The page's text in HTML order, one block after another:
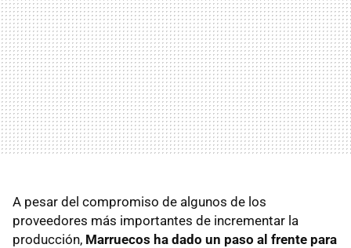
A pesar del compromiso de algunos de los
proveedores más importantes de incrementar la
producción, Marruecos ha dado un paso al frente para